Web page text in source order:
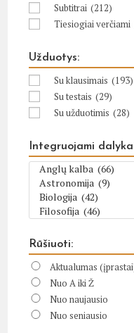
Subtitrai (212)
Tiesiogiai verčiami
Užduotys:
Su klausimais (193)
Su testais (29)
Su užduotimis (28)
Integruojami
Rūšiuoti:
Aktualumas
Nuo A iki Ž
Nuo naujausio
Nuo seniausio